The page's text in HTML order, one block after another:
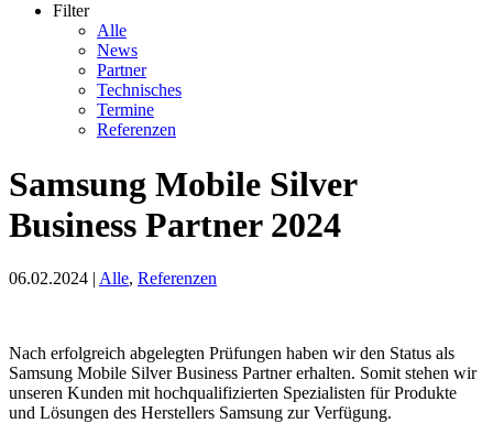
Filter
Alle
News
Partner
Technisches
Termine
Referenzen
Samsung Mobile Silver
Business Partner 2024
06.02.2024 | Alle, Referenzen
Nach erfolgreich abgelegten Prüfungen haben wir den Status als
Samsung Mobile Silver Business Partner erhalten. Somit stehen wir
unseren Kunden mit hochqualifizierten Spezialisten für Produkte
und Lösungen des Herstellers Samsung zur Verfügung.